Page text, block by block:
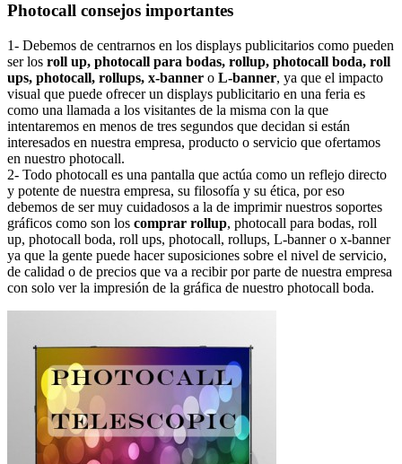
Photocall consejos importantes
1- Debemos de centrarnos en los displays publicitarios como pueden
ser los roll up, photocall para bodas, rollup, photocall boda, roll
ups, photocall, rollups, x-banner o L-banner, ya que el impacto
visual que puede ofrecer un displays publicitario en una feria es
como una llamada a los visitantes de la misma con la que
intentaremos en menos de tres segundos que decidan si están
interesados en nuestra empresa, producto o servicio que ofertamos
en nuestro photocall.
2- Todo photocall es una pantalla que actúa como un reflejo directo
y potente de nuestra empresa, su filosofía y su ética, por eso
debemos de ser muy cuidadosos a la de imprimir nuestros soportes
gráficos como son los comprar rollup, photocall para bodas, roll
up, photocall boda, roll ups, photocall, rollups, L-banner o x-banner
ya que la gente puede hacer suposiciones sobre el nivel de servicio,
de calidad o de precios que va a recibir por parte de nuestra empresa
con solo ver la impresión de la gráfica de nuestro photocall boda.